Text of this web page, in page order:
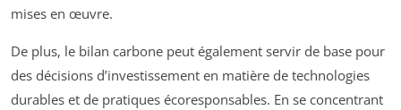
mises en œuvre.
De plus, le bilan carbone peut également servir de base pour
des décisions d’investissement en matière de technologies
durables et de pratiques écoresponsables. En se concentrant